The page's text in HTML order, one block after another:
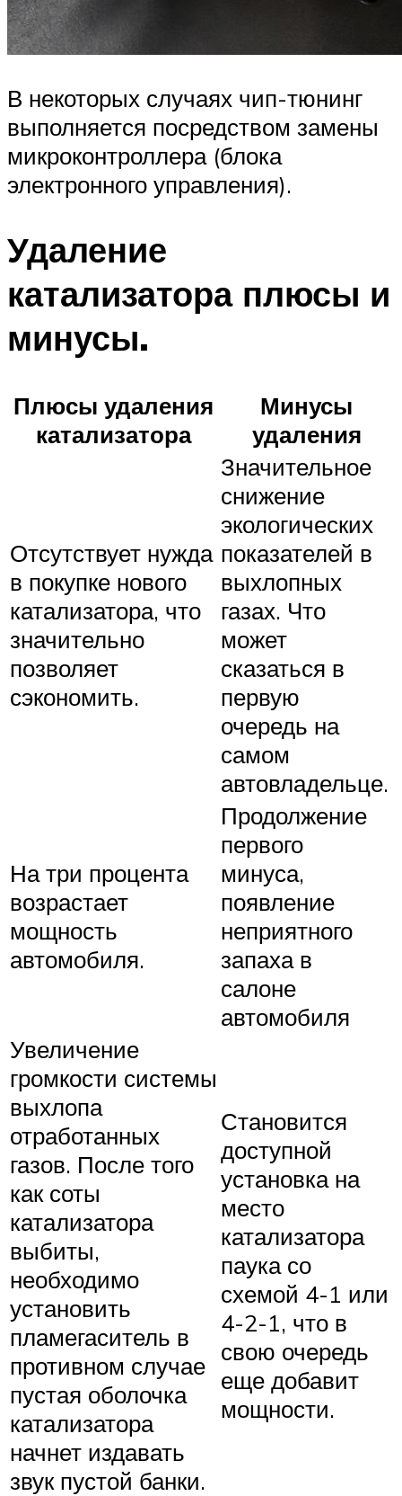
В некоторых случаях чип-тюнинг
выполняется посредством замены
микроконтроллера (блока
электронного управления).
Удаление
катализатора плюсы и
минусы.
Плюсы удаления
катализатора
Минусы
удаления
Отсутствует нужда
в покупке нового
катализатора, что
значительно
позволяет
сэкономить.
Значительное
снижение
экологических
показателей в
выхлопных
газах. Что
может
сказаться в
первую
очередь на
самом
автовладельце.
На три процента
возрастает
мощность
автомобиля.
Продолжение
первого
минуса,
появление
неприятного
запаха в
салоне
автомобиля
Увеличение
громкости системы
выхлопа
отработанных
газов. После того
как соты
катализатора
выбиты,
необходимо
установить
пламегаситель в
противном случае
пустая оболочка
катализатора
начнет издавать
звук пустой банки.
Становится
доступной
установка на
место
катализатора
паука со
схемой 4-1 или
4-2-1, что в
свою очередь
еще добавит
мощности.